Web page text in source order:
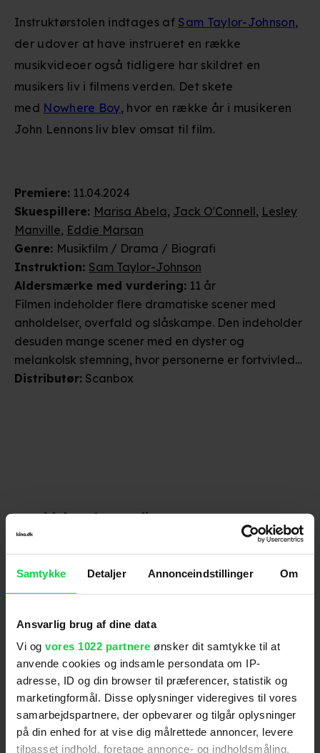
Samtykke Detaljer Annonceindstillinger Om
Ansvarlig brug af dine data
Vi og vores 1022 partnere ønsker dit samtykke til at
anvende cookies og indsamle persondata om IP-
adresse, ID og din browser til præferencer, statistik og
marketingformål. Disse oplysninger videregives til vores
samarbejdspartnere, der opbevarer og tilgår oplysninger
på din enhed for at vise dig målrettede annoncer, levere
tilpasset indhold, foretage annonce- og indholdsmåling,
Anmeldelser fra medierne
"Lykkeligvis får Marisa Abela [...] vristet en storslået
præstation frem, der er absolut rørende og stærk.
Hendes Amy er rå. Et rigtigt menneske frem for en
parodi." (Stephanie Caruana)
Premiere: 11.04.2024
Skuespillere: Marisa Abela, Jack O'Connell, Lesley
Manville, Eddie Marsan
Genre: Musikfilm / Drama / Biografi
Instruktion: Sam Taylor-Johnson
Aldersmærke med vurdering: 11 år
Filmen indeholder flere dramatiske scener med
anholdelser, overfald og slåskampe. Den indeholder
desuden mange scener med en dyster og
melankolsk stemning, hvor personerne er fortvivlede,
deprimerede og græder og scener med forskellige
Distributør: Scanbox
Instruktørstolen indtages af Sam Taylor-Johnson,
der udover at have instrueret en række
musikvideoer også tidligere har skildret en
musikers liv i filmens verden. Det skete
med Nowhere Boy, hvor en række år i musikeren
John Lennons liv blev omsat til film.